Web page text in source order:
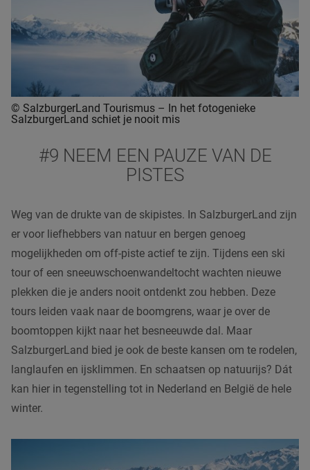
© SalzburgerLand Tourismus – In het fotogenieke
SalzburgerLand schiet je nooit mis
#9 NEEM EEN PAUZE VAN DE
PISTES
Weg van de drukte van de skipistes. In SalzburgerLand zijn
er voor liefhebbers van natuur en bergen genoeg
mogelijkheden om off-piste actief te zijn. Tijdens een ski
tour of een sneeuwschoenwandeltocht wachten nieuwe
plekken die je anders nooit ontdenkt zou hebben. Deze
tours leiden vaak naar de boomgrens, waar je over de
boomtoppen kijkt naar het besneeuwde dal. Maar
SalzburgerLand bied je ook de beste kansen om te rodelen,
langlaufen en ijsklimmen. En schaatsen op natuurijs? Dát
kan hier in tegenstelling tot in Nederland en België de hele
winter.